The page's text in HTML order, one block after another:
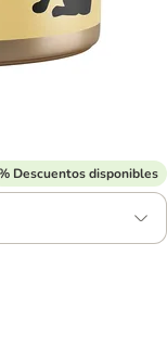
Descuentos disponibles